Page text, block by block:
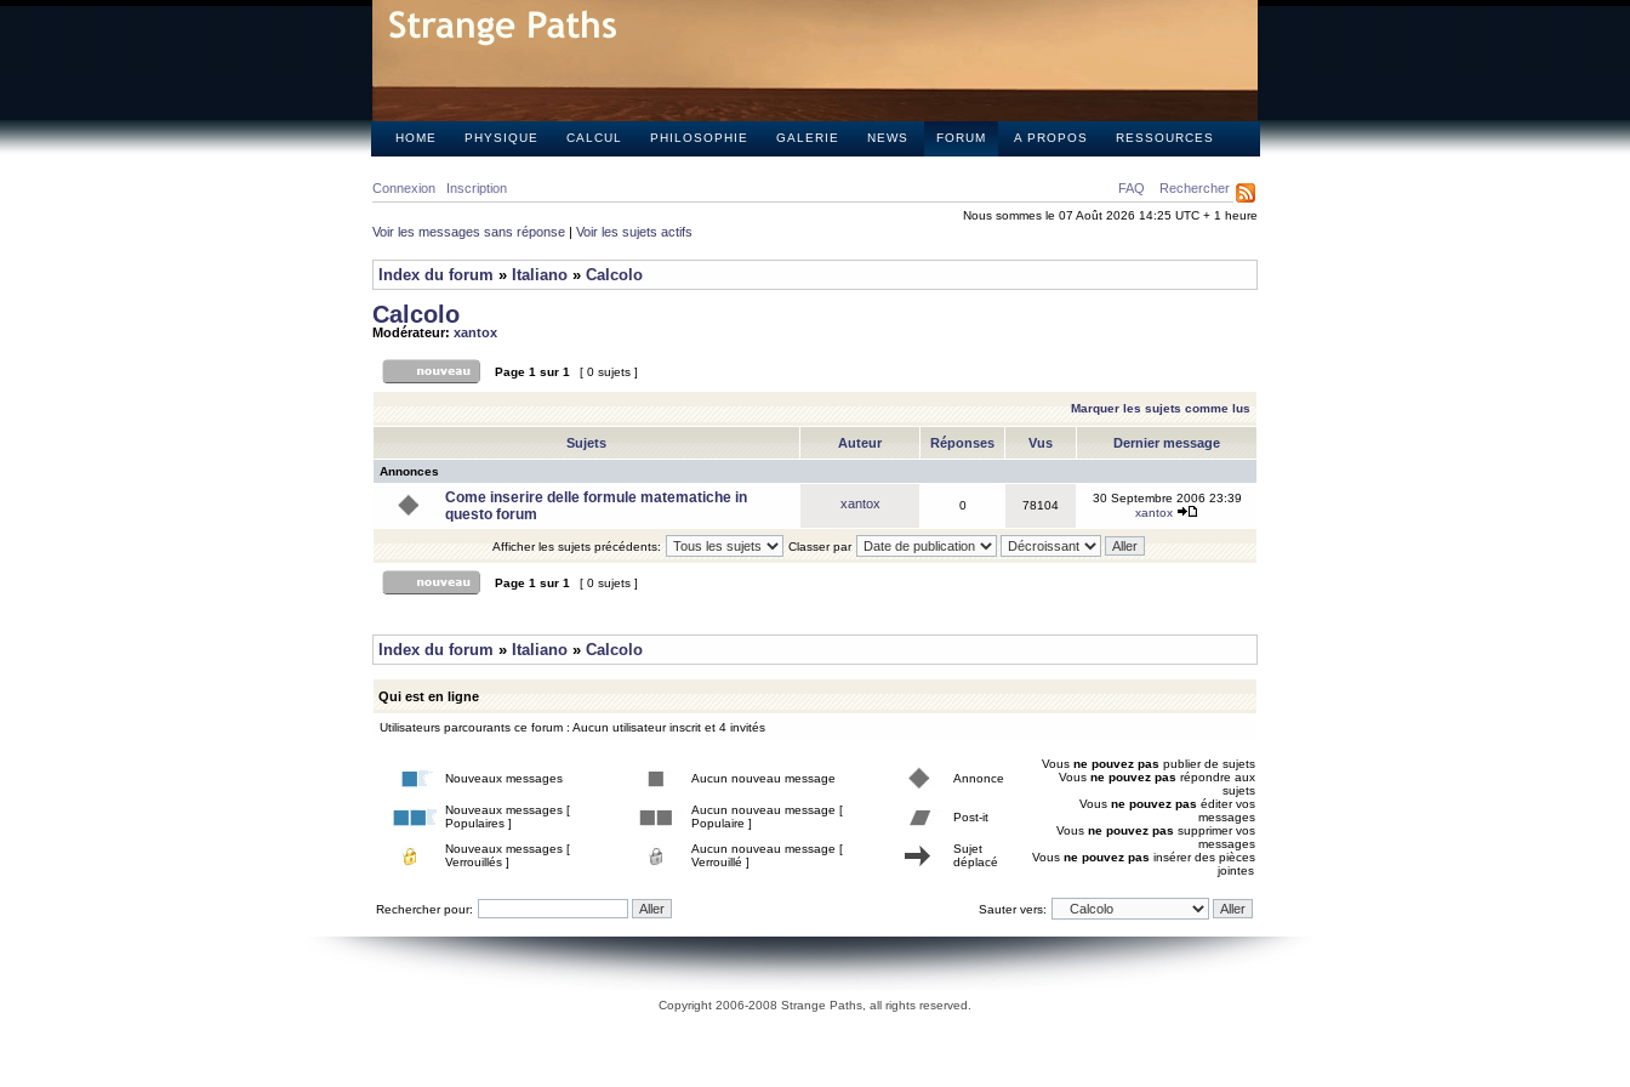
HOME PHYSIQUE CALCUL PHILOSOPHIE GALERIE NEWS FORUM A PROPOS RESSOURCES
FAQ Rechercher
Connexion Inscription
Nous sommes le 07 Août 2026 14:25 UTC + 1 heure
Voir les messages sans réponse | Voir les sujets actifs
Index du forum » Italiano » Calcolo
Calcolo
Modérateur: xantox
Page 1 sur 1 [ 0 sujets ]
Marquer les sujets comme lus
Sujets Auteur Réponses Vus Dernier message
Annonces
Come inserire delle formule matematiche in
questo forum
xantox 0 78104
30 Septembre 2006 23:39
xantox
Afficher les sujets précédents: Classer par
Page 1 sur 1 [ 0 sujets ]
Index du forum » Italiano » Calcolo
Qui est en ligne
Utilisateurs parcourants ce forum : Aucun utilisateur inscrit et 4 invités
Nouveaux messages Aucun nouveau message Annonce
Nouveaux messages [
Populaires ]
Aucun nouveau message [
Populaire ]
Post-it
Nouveaux messages [
Verrouillés ]
Aucun nouveau message [
Verrouillé ]
Sujet
déplacé
Vous ne pouvez pas publier de sujets
Vous ne pouvez pas répondre aux
sujets
Vous ne pouvez pas éditer vos
messages
Vous ne pouvez pas supprimer vos
messages
Vous ne pouvez pas insérer des pièces
jointes
Rechercher pour: Sauter vers:
Copyright 2006-2008 Strange Paths, all rights reserved.